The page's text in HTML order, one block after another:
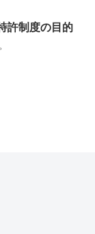
許制度の目的